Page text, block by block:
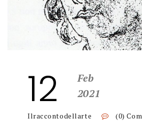
12
Feb
2021
Ilraccontodellarte (0)